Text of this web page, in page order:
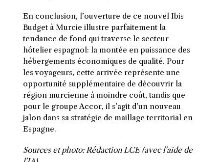
En conclusion, l’ouverture de ce nouvel Ibis
Budget à Murcie illustre parfaitement la
tendance de fond qui traverse le secteur
hôtelier espagnol: la montée en puissance des
hébergements économiques de qualité. Pour
les voyageurs, cette arrivée représente une
opportunité supplémentaire de découvrir la
région murcienne à moindre coût, tandis que
pour le groupe Accor, il s’agit d’un nouveau
jalon dans sa stratégie de maillage territorial en
Espagne.
Sources et photo: Rédaction LCE (avec l’aide de